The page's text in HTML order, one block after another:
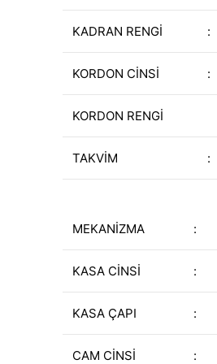
KADRAN RENGİ :
KORDON CİNSİ :
KORDON RENGİ
TAKVİM :
MEKANİZMA :
KASA CİNSİ :
KASA ÇAPI :
CAM CİNSİ :